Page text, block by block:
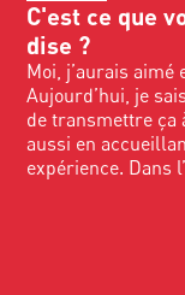
C'est ce que
dise ?
Moi, j’aurais
Aujourd’hui, je
de transmettre ça
aussi en
expérience. Dans